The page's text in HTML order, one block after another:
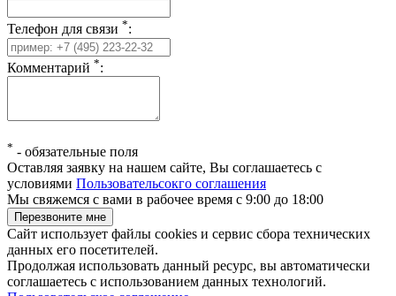
Телефон для связи *:
Комментарий *:
* - обязательные поля
Оставляя заявку на нашем сайте, Вы соглашаетесь с
условиями Пользовательсокго соглашения
Мы свяжемся с вами в рабочее время с 9:00 до 18:00
Сайт использует файлы cookies и сервис сбора технических
данных его посетителей.
Продолжая использовать данный ресурс, вы автоматически
соглашаетесь с использованием данных технологий.